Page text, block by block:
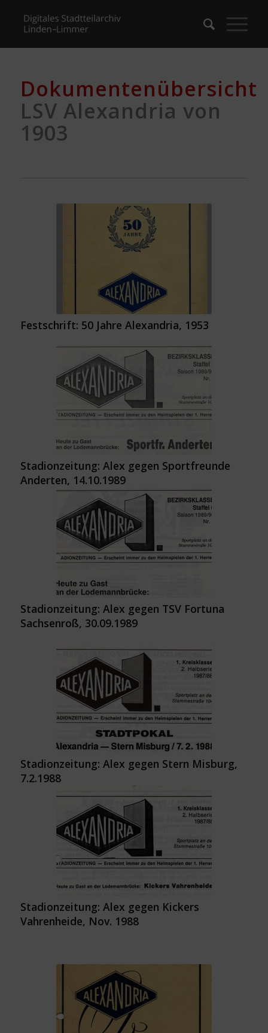
Dokumentenübersicht
LSV Alexandria von
1903
Festschrift: 50 Jahre Alexandria, 1953
Stadionzeitung: Alex gegen Sportfreunde
Anderten, 14.10.1989
Stadionzeitung: Alex gegen TSV Fortuna
Sachsenroß, 30.09.1989
Stadionzeitung: Alex gegen Stern Misburg,
7.2.1988
Stadionzeitung: Alex gegen Kickers
Vahrenheide, Nov. 1988